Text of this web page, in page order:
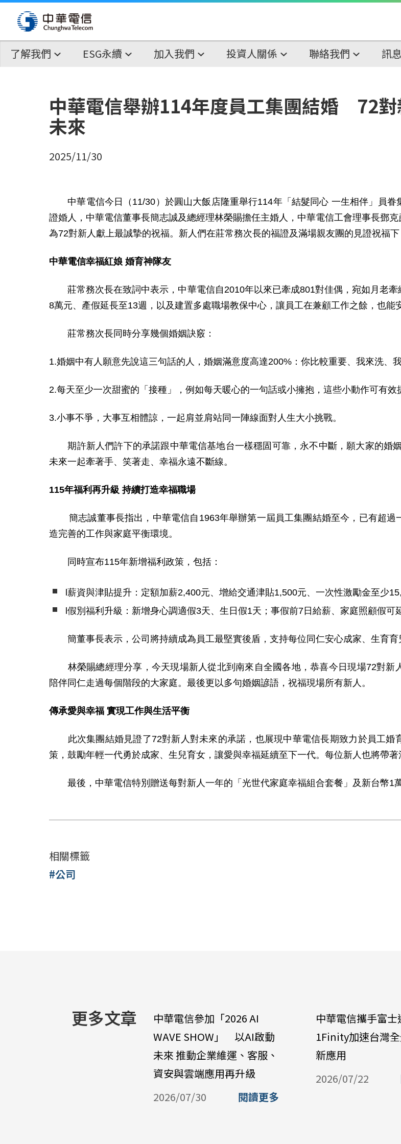
了解我們 ESG永續 加入我們 投資人關係 聯絡我們 訊
中華電信舉辦114年度員工集團結婚 72對
未來
2025/11/30
中華電信今日（11/30）於圓山大飯店隆重舉行114年「結髮同心 一生相伴」員眷
證婚人，中華電信董事長簡志誠及總經理林榮賜擔任主婚人，中華電信工會理事長鄧
為72對新人獻上最誠摯的祝福。新人們在莊常務次長的福證及滿場親友團的見證祝福
中華電信幸福紅娘 婚育神隊友
莊常務次長在致詞中表示，中華電信自2010年以來已牽成801對佳偶，宛如月老
8萬元、產假延長至13週，以及建置多處職場教保中心，讓員工在兼顧工作之餘，也能
莊常務次長同時分享幾個婚姻訣竅：
1.婚姻中有人願意先說這三句話的人，婚姻滿意度高達200%：你比較重要、我來洗、我
2.每天至少一次甜蜜的「接種」，例如每天暖心的一句話或小擁抱，這些小動作可有效
3.小事不爭，大事互相體諒，一起肩並肩站同一陣線面對人生大小挑戰。
期許新人們許下的承諾跟中華電信基地台一樣穩固可靠，永不中斷，願大家的婚
未來一起牽著手、笑著走、幸福永遠不斷線。
115年福利再升級 持續打造幸福職場
簡志誠董事長指出，中華電信自1963年舉辦第一屆員工集團結婚至今，已有超
造完善的工作與家庭平衡環境。
同時宣布115年新增福利政策，包括：
薪資與津貼提升：定額加薪2,400元、增給交通津貼1,500元、一次性激勵金至少
假別福利升級：新增身心調適假3天、生日假1天；事假前7日給薪、家庭照顧假可
簡董事長表示，公司將持續成為員工最堅實後盾，支持每位同仁安心成家、生育育
林榮賜總經理分享，今天現場新人從北到南來自全國各地，恭喜今日現場72對新
陪伴同仁走過每個階段的大家庭。最後更以多句婚姻諺語，祝福現場所有新人。
傳承愛與幸福 實現工作與生活平衡
此次集團結婚見證了72對新人對未來的承諾，也展現中華電信長期致力於員工婚
策，鼓勵年輕一代勇於成家、生兒育女，讓愛與幸福延續至下一代。每位新人也將帶著
最後，中華電信特別贈送每對新人一年的「光世代家庭幸福組合套餐」及新台幣1
相關標籤
#公司
更多文章
中華電信參加「2026 AI
WAVE SHOW」 以AI啟動
未來 推動企業維運、客服、
資安與雲端應用再升級
2026/07/30
閱讀更多
中華電信攜手富士
1Finity加速台灣
新應用
2026/07/22